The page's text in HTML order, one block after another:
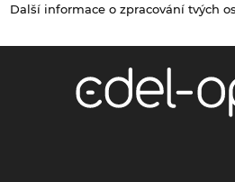
Další informace o zpracování tvých